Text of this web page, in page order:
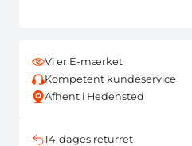
Vi er E-mærket
Kompetent kundeservice
Afhent i Hedensted
14-dages returret